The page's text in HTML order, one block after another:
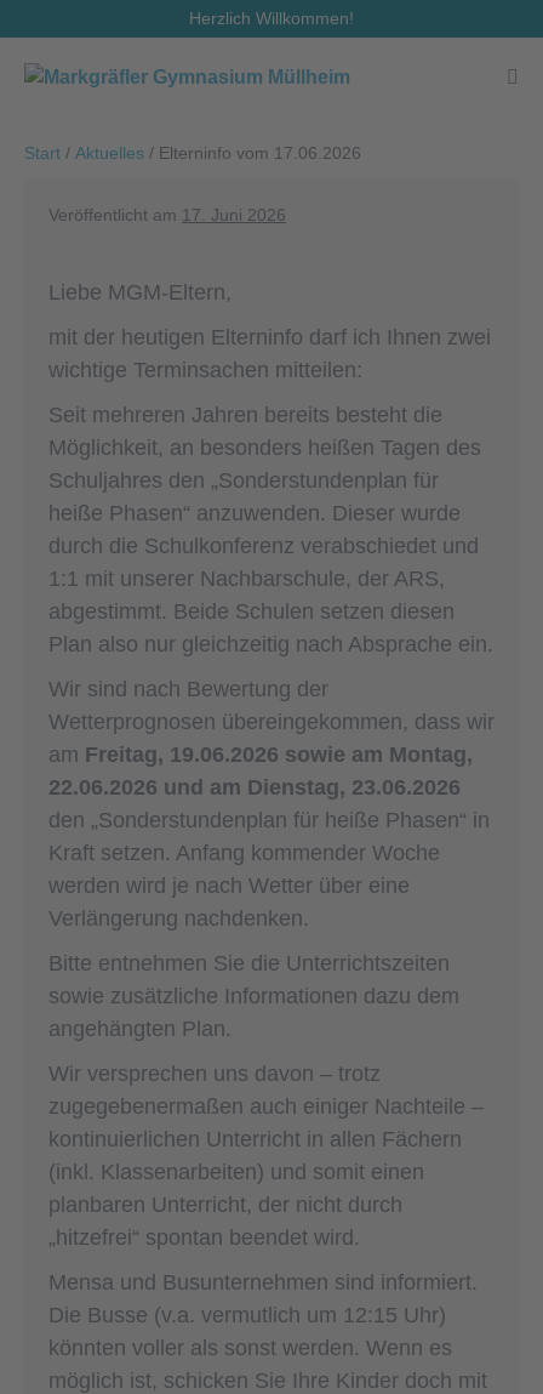
Inhalt
springen
Herzlich Willkommen!
Start / Aktuelles / Elterninfo vom 17.06.2026
Veröffentlicht am 17. Juni 2026
Liebe MGM-Eltern,
mit der heutigen Elterninfo darf ich Ihnen zwei
wichtige Terminsachen mitteilen:
Seit mehreren Jahren bereits besteht die
Möglichkeit, an besonders heißen Tagen des
Schuljahres den „Sonderstundenplan für
heiße Phasen“ anzuwenden. Dieser wurde
durch die Schulkonferenz verabschiedet und
1:1 mit unserer Nachbarschule, der ARS,
abgestimmt. Beide Schulen setzen diesen
Plan also nur gleichzeitig nach Absprache ein.
Wir sind nach Bewertung der
Wetterprognosen übereingekommen, dass wir
am Freitag, 19.06.2026 sowie am Montag,
22.06.2026 und am Dienstag, 23.06.2026
den „Sonderstundenplan für heiße Phasen“ in
Kraft setzen. Anfang kommender Woche
werden wird je nach Wetter über eine
Verlängerung nachdenken.
Bitte entnehmen Sie die Unterrichtszeiten
sowie zusätzliche Informationen dazu dem
angehängten Plan.
Wir versprechen uns davon – trotz
zugegebenermaßen auch einiger Nachteile –
kontinuierlichen Unterricht in allen Fächern
(inkl. Klassenarbeiten) und somit einen
planbaren Unterricht, der nicht durch
„hitzefrei“ spontan beendet wird.
Mensa und Busunternehmen sind informiert.
Die Busse (v.a. vermutlich um 12:15 Uhr)
könnten voller als sonst werden. Wenn es
möglich ist, schicken Sie Ihre Kinder doch mit